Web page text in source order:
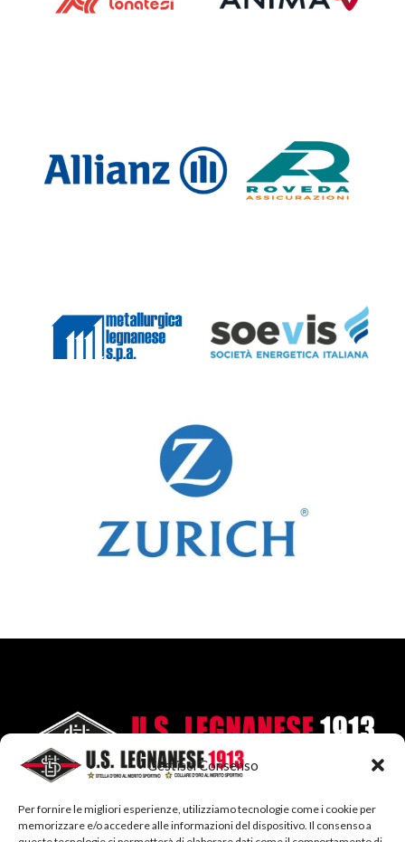
Gestisci Consenso
Per fornire le migliori esperienze, utilizziamo tecnologie come i cookie per
memorizzare e/o accedere alle informazioni del dispositivo. Il consenso a